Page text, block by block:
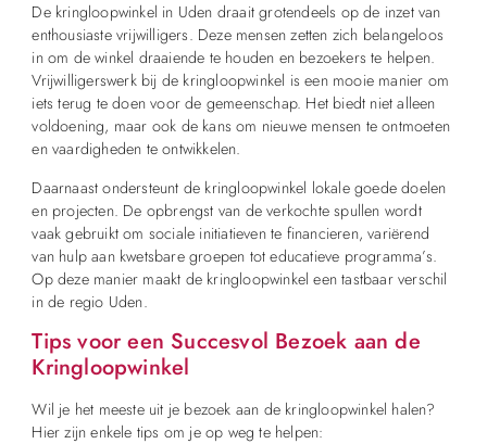
De kringloopwinkel in Uden draait grotendeels op de inzet van
enthousiaste vrijwilligers. Deze mensen zetten zich belangeloos
in om de winkel draaiende te houden en bezoekers te helpen.
Vrijwilligerswerk bij de kringloopwinkel is een mooie manier om
iets terug te doen voor de gemeenschap. Het biedt niet alleen
voldoening, maar ook de kans om nieuwe mensen te ontmoeten
en vaardigheden te ontwikkelen.
Daarnaast ondersteunt de kringloopwinkel lokale goede doelen
en projecten. De opbrengst van de verkochte spullen wordt
vaak gebruikt om sociale initiatieven te financieren, variërend
van hulp aan kwetsbare groepen tot educatieve programma’s.
Op deze manier maakt de kringloopwinkel een tastbaar verschil
in de regio Uden.
Tips voor een Succesvol Bezoek aan de
Kringloopwinkel
Wil je het meeste uit je bezoek aan de kringloopwinkel halen?
Hier zijn enkele tips om je op weg te helpen: